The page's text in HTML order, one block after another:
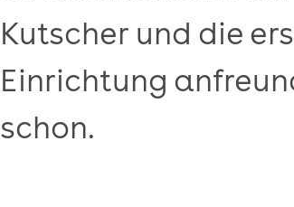
Kutscher und die
Einrichtung
schon.